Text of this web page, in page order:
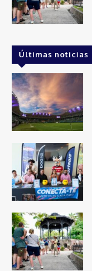
Últimas noticias